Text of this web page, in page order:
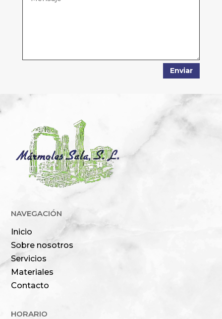
Enviar
NAVEGACIÓN
Inicio
Sobre nosotros
Servicios
Materiales
Contacto
HORARIO